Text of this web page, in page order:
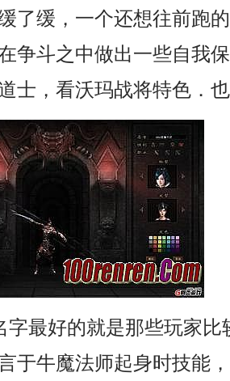
了缓，一个还想往前跑
争斗之中做出一些自我
士，看沃玛战将特色．
字最好的就是那些玩家比
于牛魔法师起身时技能